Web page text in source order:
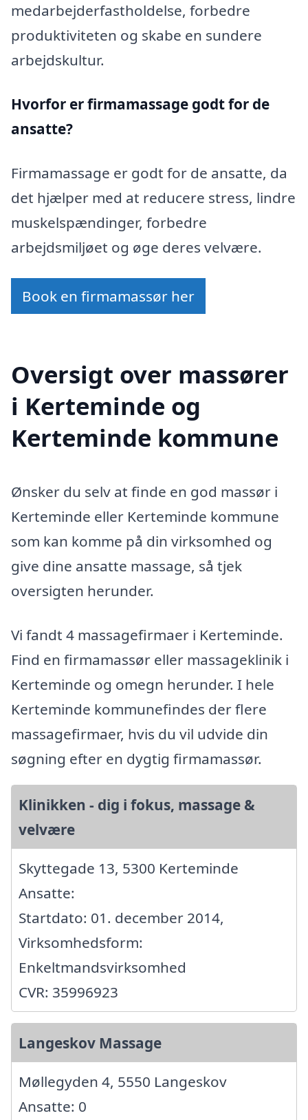
medarbejderfastholdelse, forbedre
produktiviteten og skabe en sundere
arbejdskultur.
Hvorfor er firmamassage godt for de
ansatte?
Firmamassage er godt for de ansatte, da
det hjælper med at reducere stress, lindre
muskelspændinger, forbedre
arbejdsmiljøet og øge deres velvære.
Book en firmamassør her
Oversigt over massører
i Kerteminde og
Kerteminde kommune
Ønsker du selv at finde en god massør i
Kerteminde eller Kerteminde kommune
som kan komme på din virksomhed og
give dine ansatte massage, så tjek
oversigten herunder.
Vi fandt 4 massagefirmaer i Kerteminde.
Find en firmamassør eller massageklinik i
Kerteminde og omegn herunder. I hele
Kerteminde kommunefindes der flere
massagefirmaer, hvis du vil udvide din
søgning efter en dygtig firmamassør.
Klinikken - dig i fokus, massage &
velvære
Skyttegade 13, 5300 Kerteminde
Ansatte:
Startdato: 01. december 2014,
Virksomhedsform:
Enkeltmandsvirksomhed
CVR: 35996923
Langeskov Massage
Møllegyden 4, 5550 Langeskov
Ansatte: 0